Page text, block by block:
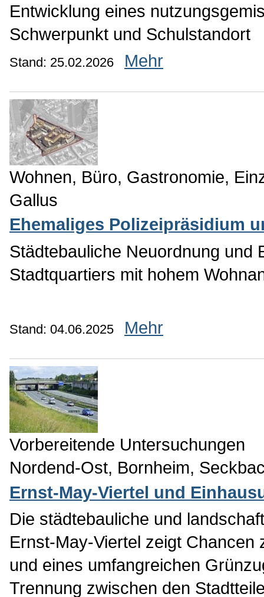
Entwicklung eines
Schwerpunkt und Schulstandort
Stand: 25.02.2026 Mehr
Wohnen, Büro, Gastronomie,
Gallus
Ehemaliges Polizeipräsidium
Städtebauliche Neuordnung und
Stadtquartiers mit hohem
Stand: 04.06.2025 Mehr
Vorbereitende Untersuchungen
Nordend-Ost, Bornheim,
Ernst-May-Viertel und
Die städtebauliche und
Ernst-May-Viertel zeigt
und eines umfangreichen
Trennung zwischen den